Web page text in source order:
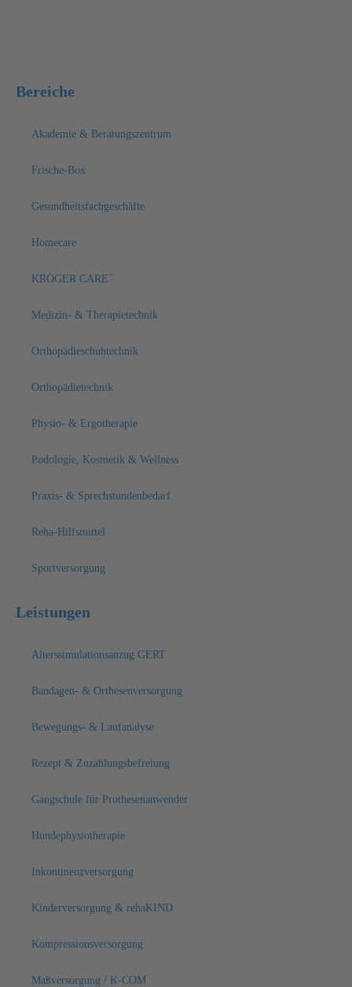
Bereiche
Akademie & Beratungszentrum
Frische-Box
Gesundheitsfachgeschäfte
Homecare
KRÖGER CARE+
Medizin- & Therapietechnik
Orthopädieschuhtechnik
Orthopädietechnik
Physio- & Ergotherapie
Podologie, Kosmetik & Wellness
Praxis- & Sprechstundenbedarf
Reha-Hilfsmittel
Sportversorgung
Leistungen
Alterssimulationsanzug GERT
Bandagen- & Orthesenversorgung
Bewegungs- & Laufanalyse
Rezept & Zuzahlungsbefreiung
Gangschule für Prothesenanwender
Hundephysiotherapie
Inkontinenzversorgung
Kinderversorgung & rehaKIND
Kompressionsversorgung
Maßversorgung / K-COM